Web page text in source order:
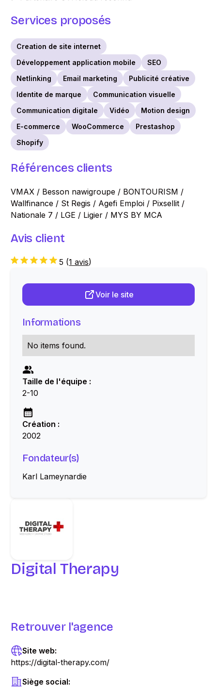
Digital Therapy
Services proposés
Creation de site internet
Développement application mobile
SEO
Netlinking
Email marketing
Publicité créative
Identite de marque
Communication visuelle
Communication digitale
Vidéo
Motion design
E-commerce
WooCommerce
Prestashop
Shopify
Références clients
VMAX / Besson nawigroupe / BONTOURISM /
Wallfinance / St Regis / Agefi Emploi / Pixsellit /
Nationale 7 / LGE / Ligier / MYS BY MCA
Avis client
5 (1 avis)
Voir le site
Informations
No items found.
Taille de l'équipe :
2-10
Création :
2002
Fondateur(s)
Karl Lameynardie
Retrouver l'agence
Site web:
https://digital-therapy.com/
Siège social: